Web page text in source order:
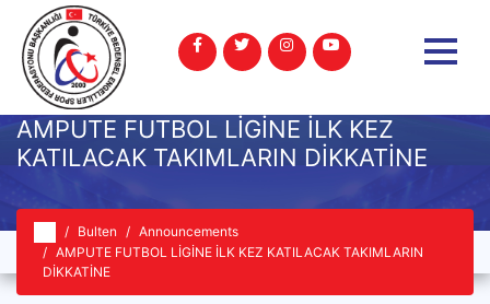
AMPUTE FUTBOL LİGİNE İLK KEZ
KATILACAK TAKIMLARIN DİKKATİNE
Bulten
Announcements
AMPUTE FUTBOL LİGİNE İLK KEZ KATILACAK TAKIMLARIN
DİKKATİNE